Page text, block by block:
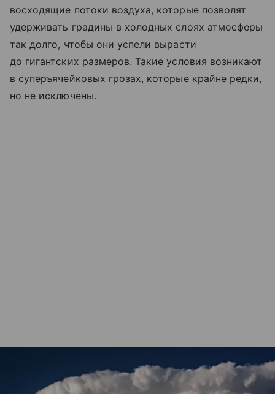
восходящие потоки воздуха, которые позволят
удерживать градины в холодных слоях атмосферы
так долго, чтобы они успели вырасти
до гигантских размеров. Такие условия возникают
в суперъячейковых грозах, которые крайне редки,
но не исключены.